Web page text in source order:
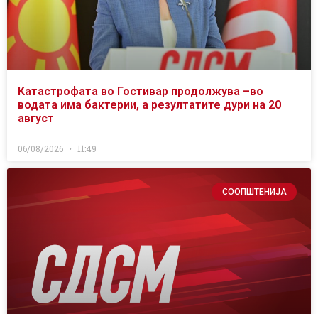
Катастрофата во Гостивар продолжува –во
водата има бактерии, а резултатите дури на 20
август
06/08/2026 11:49
СООПШТЕНИЈА